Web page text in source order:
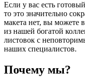
Если у вас есть
то это значительно
макета нет, вы можете
из нашей богатой
листовок с
наших специалистов.
Почему мы?